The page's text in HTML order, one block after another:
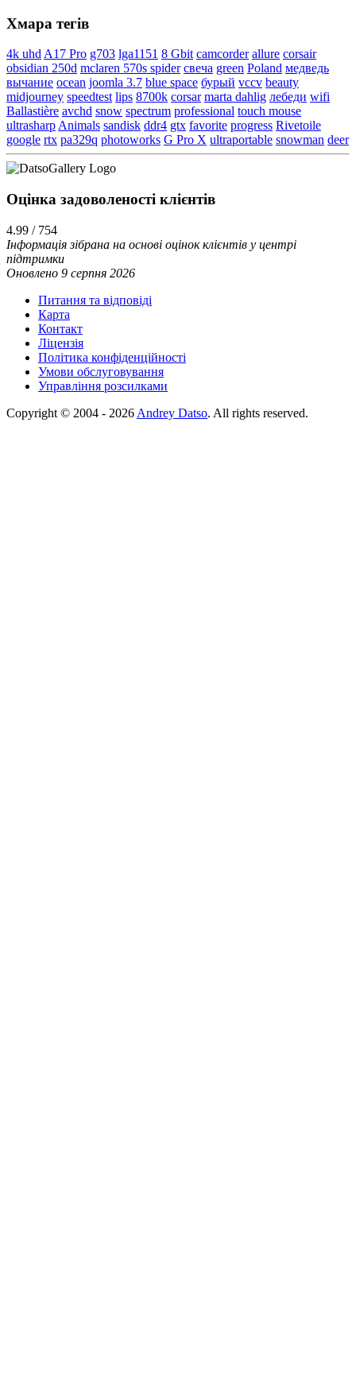
Хмара тегів
4k uhdA17 Pro g703 lga1151 8 Gbit camcorder allure corsair
obsidian 250d mclaren 570s spider свеча green Poland медведь
вычание ocean joomla 3.7 blue space бурый vccv beauty
midjourney speedtest lips 8700k corsar marta dahlig лебеди wifi
Ballastière avchd snow spectrum professional touch mouse
ultrasharpAnimals sandisk ddr4 gtx favorite progress Rivetoile
google rtx pa329q photoworks G Pro X ultraportable snowman deer
Оцінка задоволеності клієнтiв
4.99 / 754
Інформація зібрана на основі оцінок клієнтів у центрі
підтримки
Оновлено 9 серпня 2026
Питання та відповіді
Карта
Контакт
Ліцензія
Політика конфіденційності
Умови обслуговування
Управління розсилками
Copyright © 2004 - 2026 Andrey Datso. All rights reserved.